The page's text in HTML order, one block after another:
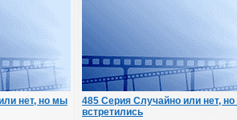
нет, но мы
485 Серия Случайно или нет,
встретились